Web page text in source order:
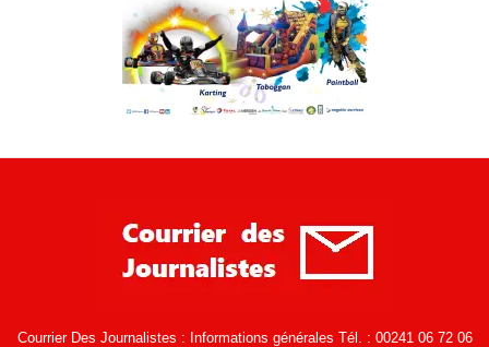
Courrier Des Journalistes : Informations générales Tél. : 00241 06 72 06